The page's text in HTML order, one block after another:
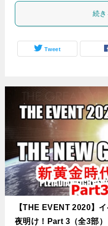
続
Tweet
【THE EVENT 2020】
夜明け！Part 3（全3部）